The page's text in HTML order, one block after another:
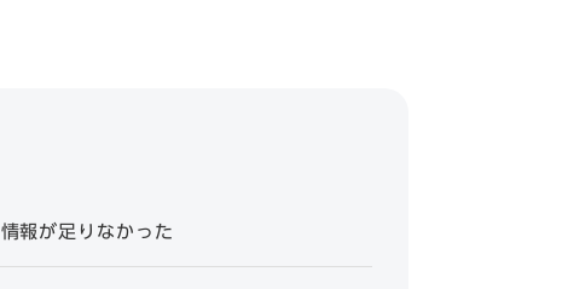
情報が足りなかった